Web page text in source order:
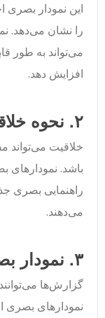
این نمودار بصری
را نشان می‌دهد.
می‌تواند به طور
افزایش دهد.
۲. نحوه خلاقیت داشتن نمودار بصری
خلاقیت می‌تواند
باشد. نمودارهای
راهنمایی بصری
می‌دهند.
۳. نمودار بصری گزارش جهانی
گزارش‌ها
نمودارهای بصری